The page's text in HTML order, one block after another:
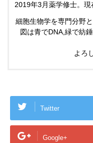
2019年3月薬学修士。現
細胞生物学を専門分野
図は青でDNA,緑で紡
よろ
Twitter
Google+